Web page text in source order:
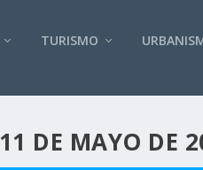
TURISMO
11 DE MAYO DE